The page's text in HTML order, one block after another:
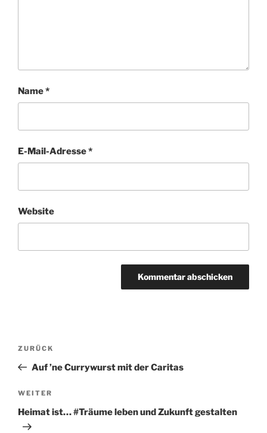
Name*
E-Mail-Adresse*
Website
Beitragsnavigation
Vorheriger
Beitrag
ZURÜCK
Auf ’ne Currywurst mit der Caritas
Nächster
Beitrag
WEITER
Heimat ist… #Träume leben und Zukunft gestalten